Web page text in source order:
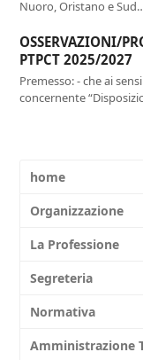
Nuoro, Oristano e
OSSERVAZIONI/
PTPCT 2025/2027
Premesso: - che ai
concernente
home
Organizzazione
La Professione
Segreteria
Normativa
Amministrazione